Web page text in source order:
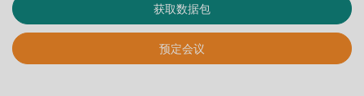
获取数据包
预定会议